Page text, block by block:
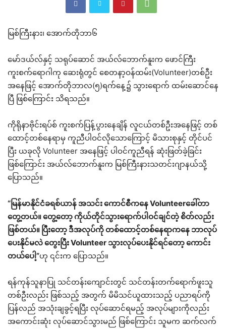
မြစ်ကြီးနား၊ အောက်တိုဘာ၆
မော်ဒယ်လ်နှင့် သရုပ်ဆောင် အယ်လ်ဘောက်နူးက ဖောင်ကြီး
ကူးစက်ရောဂါကု ဆေးရုံတွင် စေတနာ့ဝန်ထမ်း(Volunteer)တစ်ဦး
အနေဖြင့် အောက်တိုဘာလ(၅)ရက်နေ့၌ သွားရောက် ထမ်းဆောင်နေ
ပြီ ဖြစ်ကြောင်း သိရသည်။
ကိုရိုနာဗိုင်းရပ်စ် ကူးစက်ပြန့်ပွားနေချိန် လူငယ်တစ်ဦးအနေဖြင့် တစ်
ထောင့်တစ်နေရာမှ ကူညီပါဝင်လိုသောကြောင့် မိသားစုနှင့် တိုင်ပင်
ပြီး ယခုလို Volunteer အနေဖြင့် ပါဝင်ကူညီရန် ဆုံးဖြတ်ခဲ့ခြင်း
ဖြစ်ကြောင်း အယ်လ်ဘောက်နူးက မြစ်ကြီးနားသတင်းဂျာနယ်သို့
ပြောသည်။
“မြန်မာနိုင်ငံခရစ်ယာန် အသင်း ကောင်စီကနေ Volunteerခေါ်တာ
တွေ့တယ်။ တွေ့တော့ ကိုယ်တိုင်သွားရောက်ပါဝင်ချင်တဲ့ စိတ်လည်း
ဖြစ်တယ်။ ပြီးတော့ ဒီအလုပ်ကို တစ်ထောင့်တစ်နေရာကနေ ဘာလုပ်
ပေးနိုင်မလဲ တွေးပြီး Volunteer သွားလုပ်ပေးနိုင်ရင်တော့ ကောင်း
တယ်ပေါ့”ဟု ၎င်းက ပြောသည်။
ရန်ကုန်သူနာပြု သင်တန်းကျောင်းတွင် သင်တန်းတက်ရောက်ဖူးသူ
တစ်ဦးလည်း ဖြစ်သည့် အတွက် မိမိသင်ယူထားသည့် ပညာရပ်ကို
ပြန်လည် အသုံးချခွင့်ရပြီး လုပ်ဆောင်ရမည့် အလုပ်များကိုလည်း
အကောင်းဆုံး လုပ်ဆောင်သွားမည် ဖြစ်ကြောင်း သူမက ဆက်လက်